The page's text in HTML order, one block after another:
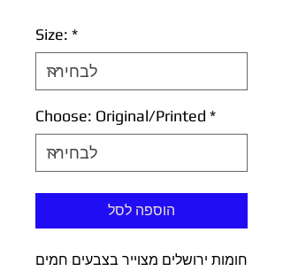
Size: *
Choose: Original/Printed *
הוספה לסל
חומות ירושלים מצוייר בצבעים חמים